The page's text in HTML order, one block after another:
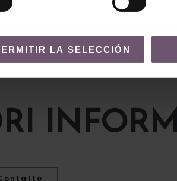
LA SELECCIÓN
LEGGI TUTTO